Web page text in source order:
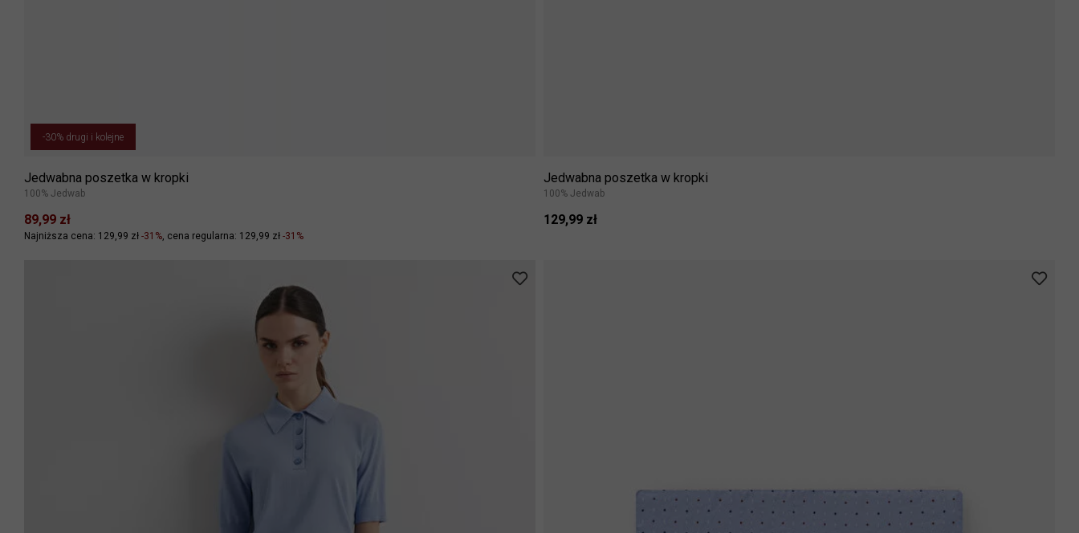
-30% drugi i kolejne
Jedwabna poszetka w kropki
100% Jedwab
89,99 zł
Najniższa cena: 129,99 zł -31% cena regularna: 129,99 zł -31%
Jedwabna poszetka w kropki
100% Jedwab
129,99 zł